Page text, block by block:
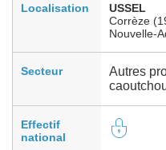
Localisation
USSEL
Corrèze
Nouvelle-
Secteur
Autres
Effectif
national